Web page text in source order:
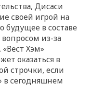
Дисаси
своей игрой на
будущее в составе
из-за
Хэм»
оказаться в
строчки, если
в сегодняшнем